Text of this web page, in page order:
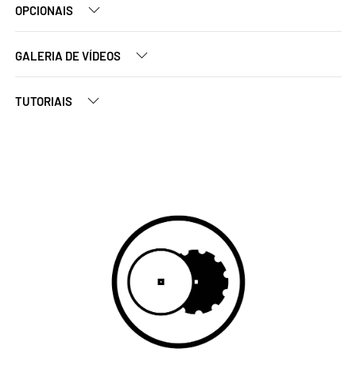
OPCIONAIS
GALERIA DE VÍDEOS
TUTORIAIS